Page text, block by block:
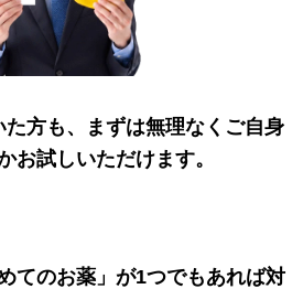
方も、まずは無理なくご自身
お試しいただけます。
てのお薬」が1つでもあれば対